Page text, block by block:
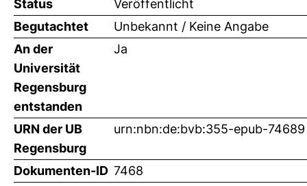
Status
Veröffentlicht
Begutachtet
Unbekannt / Keine Angabe
An der
Universität
Regensburg
entstanden
Ja
URN der UB
Regensburg
urn:nbn:de:bvb:355-epub-74689
Dokumenten-ID 7468